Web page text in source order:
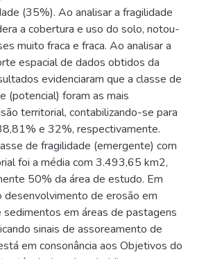
(35%). Ao analisar a fragilidade
a cobertura e uso do solo, notou-
muito fraca e fraca. Ao analisar a
espacial de dados obtidos da
evidenciaram que a classe de
(potencial) foram as mais
territorial, contabilizando-se para
e 32%, respectivamente.
de fragilidade (emergente) com
foi a média com 3.493,65 km2,
50% da área de estudo. Em
desenvolvimento de erosão em
em áreas de pastagens
sinais de assoreamento de
em consonância aos Objetivos do